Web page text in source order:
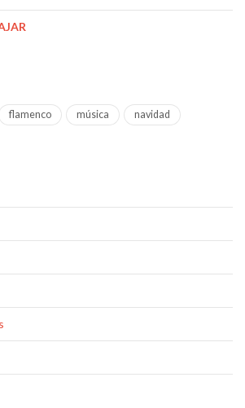
flamenco música navidad